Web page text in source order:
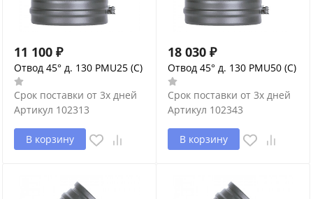
11 100 ₽
Отвод 45° д. 130 PMU25 (С)
Срок поставки от 3х дней
Артикул 102313
В корзину
18 030 ₽
Отвод 45° д. 130 PMU50 (С)
Срок поставки от 3х дней
Артикул 102343
В корзину